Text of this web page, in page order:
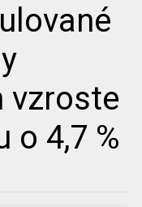
vzroste
o 4,7 %